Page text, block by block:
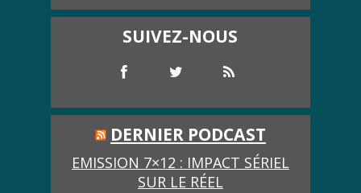
SUIVEZ-NOUS
DERNIER PODCAST
EMISSION 7×12 : IMPACT SÉRIEL
SUR LE RÉEL